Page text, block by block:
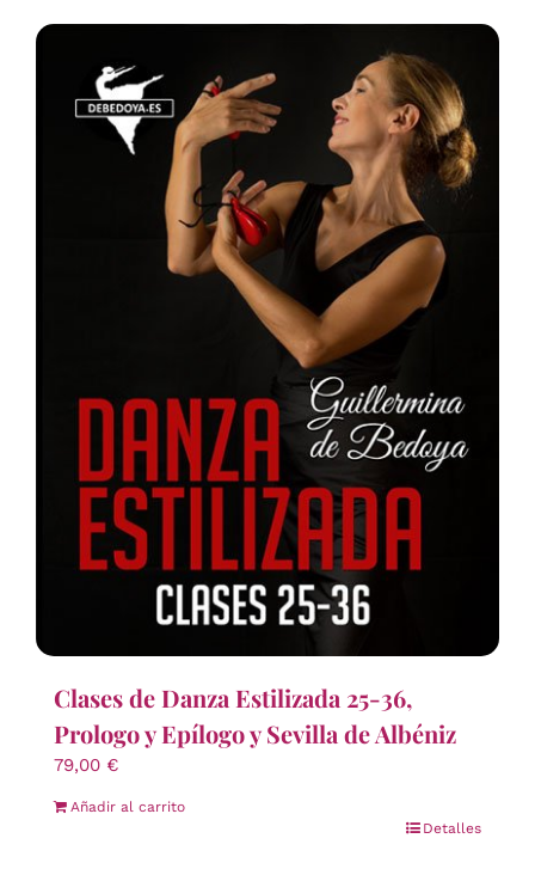
Clases de Danza Estilizada 25-36,
Prologo y Epílogo y Sevilla de Albéniz
79,00 €
Añadir al carrito
Detalles